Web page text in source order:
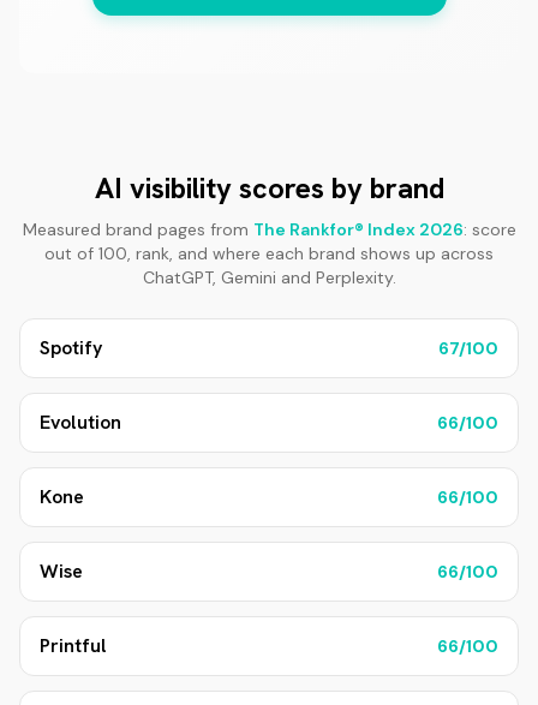
AI visibility scores by brand
Measured brand pages from The Rankfor® Index 2026: score
out of 100, rank, and where each brand shows up across
ChatGPT, Gemini and Perplexity.
Spotify 67/100
Evolution 66/100
Kone 66/100
Wise 66/100
Printful 66/100